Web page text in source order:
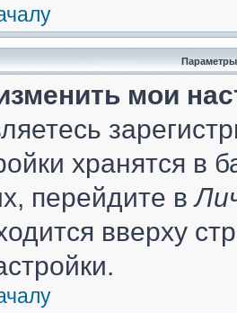
Параметры
мои
хранятся в
перейдите в
вверху